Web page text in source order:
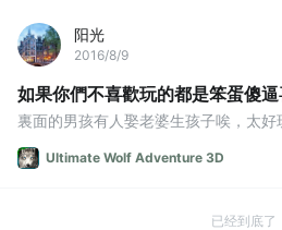
阳光
2016/8/9
如果你們不喜歡玩的都是笨蛋傻
裏面的男孩有人娶老婆生孩子唉，太好
Ultimate Wolf Adventure 3D
已经到底了